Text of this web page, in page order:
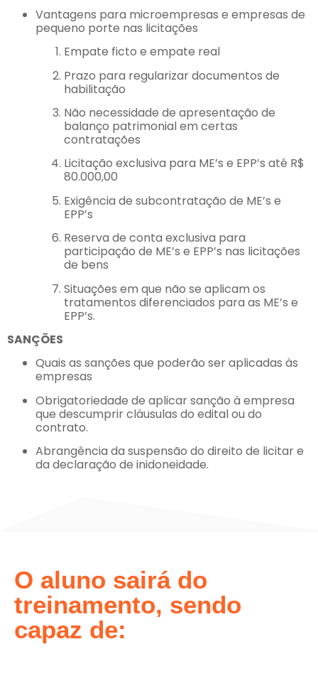
Vantagens para microempresas e empresas de
pequeno porte nas licitações
Empate ficto e empate real
Prazo para regularizar documentos de
habilitação
Não necessidade de apresentação de
balanço patrimonial em certas
contratações
Licitação exclusiva para ME’s e EPP’s até R$
80.000,00
Exigência de subcontratação de ME’s e
EPP’s
Reserva de conta exclusiva para
participação de ME’s e EPP’s nas licitações
de bens
Situações em que não se aplicam os
tratamentos diferenciados para as ME’s e
EPP’s.
SANÇÕES
Quais as sanções que poderão ser aplicadas às
empresas
Obrigatoriedade de aplicar sanção à empresa
que descumprir cláusulas do edital ou do
contrato.
Abrangência da suspensão do direito de licitar e
da declaração de inidoneidade.
O aluno sairá do
treinamento, sendo
capaz de: